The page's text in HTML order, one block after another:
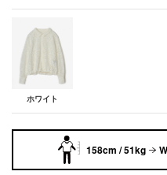
ホワイト
158cm / 51kg